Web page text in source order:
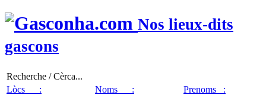
Nos lieux-dits
gascons
Recherche / Cèrca...
Lòcs :
Noms : Prenoms :